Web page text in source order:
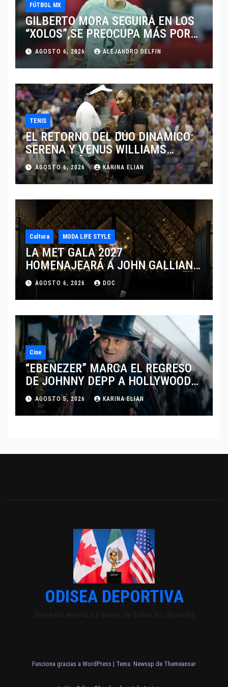
FÚTBOL MX
GILBERTO MORA SEGUIRÁ EN LOS
“XOLOS”,SE PREOCUPA MÁS POR
JUGAR EN SU EQUIPO.
AGOSTO 6, 2026 ALEJANDRO DELFIN
TENIS
EL RETORNO DEL DÚO DINÁMICO:
SERENA Y VENUS WILLIAMS
DISPUTARÁN LOS DOBLES EN
CINCINNATI 2026
AGOSTO 6, 2026 KARINA ELIAN
Cultura MODA LIFE STYLE
LA MET GALA 2027
HOMENAJEARÁ A JOHN GALLIANO
MARCANDO EL REGRESO DEL REY
DEL DRAMATISMO
AGOSTO 6, 2026 DOC
Cine
“EBENEZER” MARCA EL REGRESO
DE JOHNNY DEPP A HOLLYWOOD
TRAS SU PASO POR EL CINE
INDEPENDIENTE EUROPEO
AGOSTO 5, 2026 KARINA ELIAN
ODISEA DEPORTIVA
Vive esta aventura a través de todos los deportes
Funciona gracias a WordPress | Tema: Newsup de Themeansar